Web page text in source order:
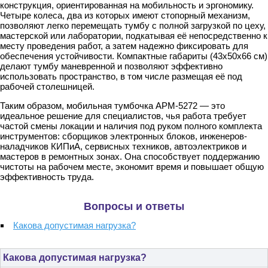
конструкция, ориентированная на мобильность и эргономику.
Четыре колеса, два из которых имеют стопорный механизм,
позволяют легко перемещать тумбу с полной загрузкой по цеху,
мастерской или лаборатории, подкатывая её непосредственно к
месту проведения работ, а затем надежно фиксировать для
обеспечения устойчивости. Компактные габариты (43х50х66 см)
делают тумбу маневренной и позволяют эффективно
использовать пространство, в том числе размещая её под
рабочей столешницей.
Таким образом, мобильная тумбочка АРМ-5272 — это
идеальное решение для специалистов, чья работа требует
частой смены локации и наличия под руком полного комплекта
инструментов: сборщиков электронных блоков, инженеров-
наладчиков КИПиА, сервисных техников, автоэлектриков и
мастеров в ремонтных зонах. Она способствует поддержанию
чистоты на рабочем месте, экономит время и повышает общую
эффективность труда.
Вопросы и ответы
Какова допустимая нагрузка?
Какова допустимая нагрузка?